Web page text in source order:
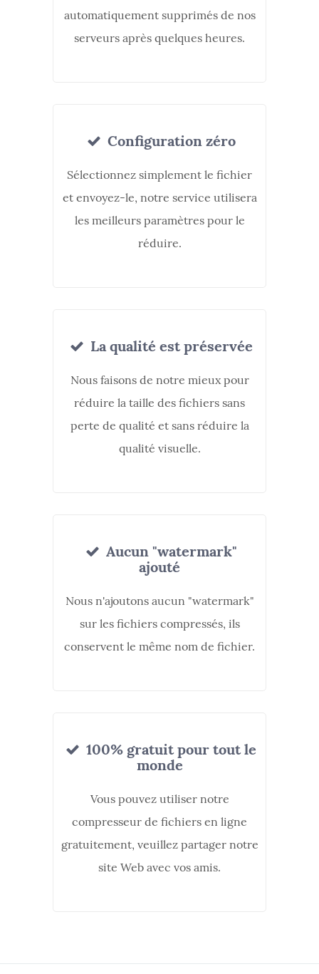
automatiquement supprimés de nos
serveurs après quelques heures.
Configuration zéro
Sélectionnez simplement le fichier
et envoyez-le, notre service utilisera
les meilleurs paramètres pour le
réduire.
La qualité est préservée
Nous faisons de notre mieux pour
réduire la taille des fichiers sans
perte de qualité et sans réduire la
qualité visuelle.
Aucun "watermark"
ajouté
Nous n'ajoutons aucun "watermark"
sur les fichiers compressés, ils
conservent le même nom de fichier.
100% gratuit pour tout le
monde
Vous pouvez utiliser notre
compresseur de fichiers en ligne
gratuitement, veuillez partager notre
site Web avec vos amis.